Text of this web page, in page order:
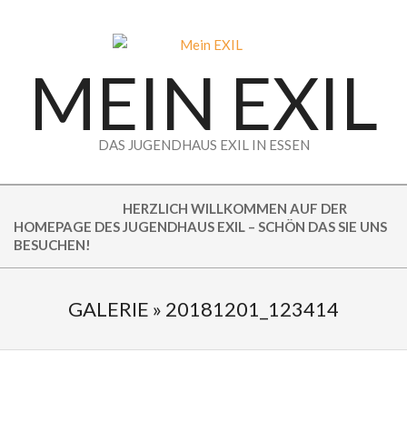
MEIN EXIL
DAS JUGENDHAUS EXIL IN ESSEN
HERZLICH WILLKOMMEN AUF DER
HOMEPAGE DES JUGENDHAUS EXIL – SCHÖN DAS SIE UNS
BESUCHEN!
GALERIE » 20181201_123414